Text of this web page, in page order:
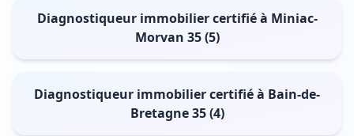
Diagnostiqueur immobilier certifié à Miniac-
Morvan 35 (5)
Diagnostiqueur immobilier certifié à Bain-de-
Bretagne 35 (4)